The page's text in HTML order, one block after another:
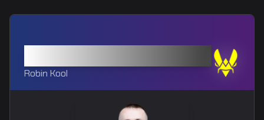
Robin Kool